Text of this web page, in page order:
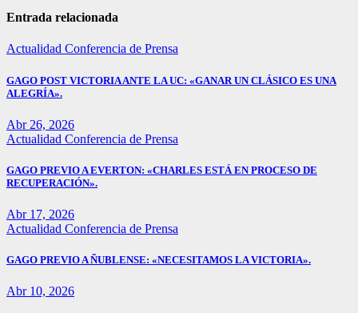
Entrada relacionada
Actualidad Conferencia de Prensa
GAGO POST VICTORIA ANTE LA UC: «GANAR UN CLÁSICO ES UNA
ALEGRÍA».
Abr 26, 2026
Actualidad Conferencia de Prensa
GAGO PREVIO A EVERTON: «CHARLES ESTÁ EN PROCESO DE
RECUPERACIÓN».
Abr 17, 2026
Actualidad Conferencia de Prensa
GAGO PREVIO A ÑUBLENSE: «NECESITAMOS LA VICTORIA».
Abr 10, 2026